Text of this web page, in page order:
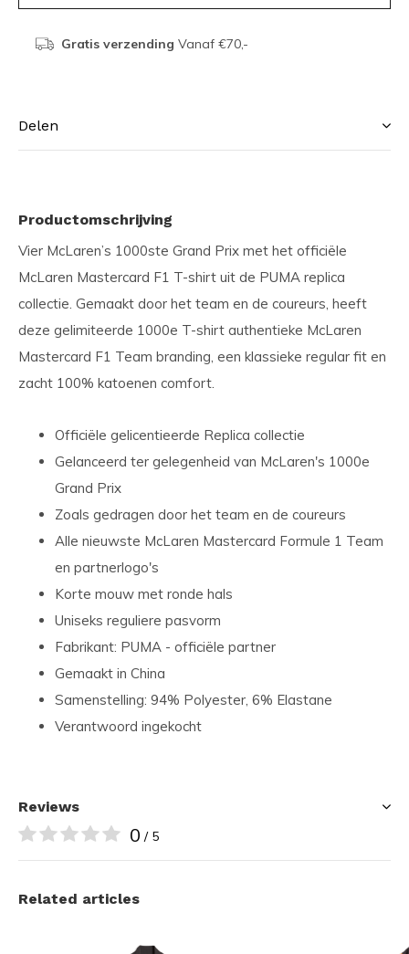
Gratis verzending Vanaf €70,-
Delen
Productomschrijving
Vier McLaren’s 1000ste Grand Prix met het officiële
McLaren Mastercard F1 T-shirt uit de PUMA replica
collectie. Gemaakt door het team en de coureurs, heeft
deze gelimiteerde 1000e T-shirt authentieke McLaren
Mastercard F1 Team branding, een klassieke regular fit en
zacht 100% katoenen comfort.
Officiële gelicentieerde Replica collectie
Gelanceerd ter gelegenheid van McLaren's 1000e
Grand Prix
Zoals gedragen door het team en de coureurs
Alle nieuwste McLaren Mastercard Formule 1 Team
en partnerlogo's
Korte mouw met ronde hals
Uniseks reguliere pasvorm
Fabrikant: PUMA - officiële partner
Gemaakt in China
Samenstelling: 94% Polyester, 6% Elastane
Verantwoord ingekocht
Reviews
0 / 5
Related articles